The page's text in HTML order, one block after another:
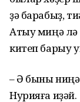
ҙә барабыҙ,
Атыу миңә лә
китеп барыу
– Ә быны ниңә
Нурияға иҙәй.